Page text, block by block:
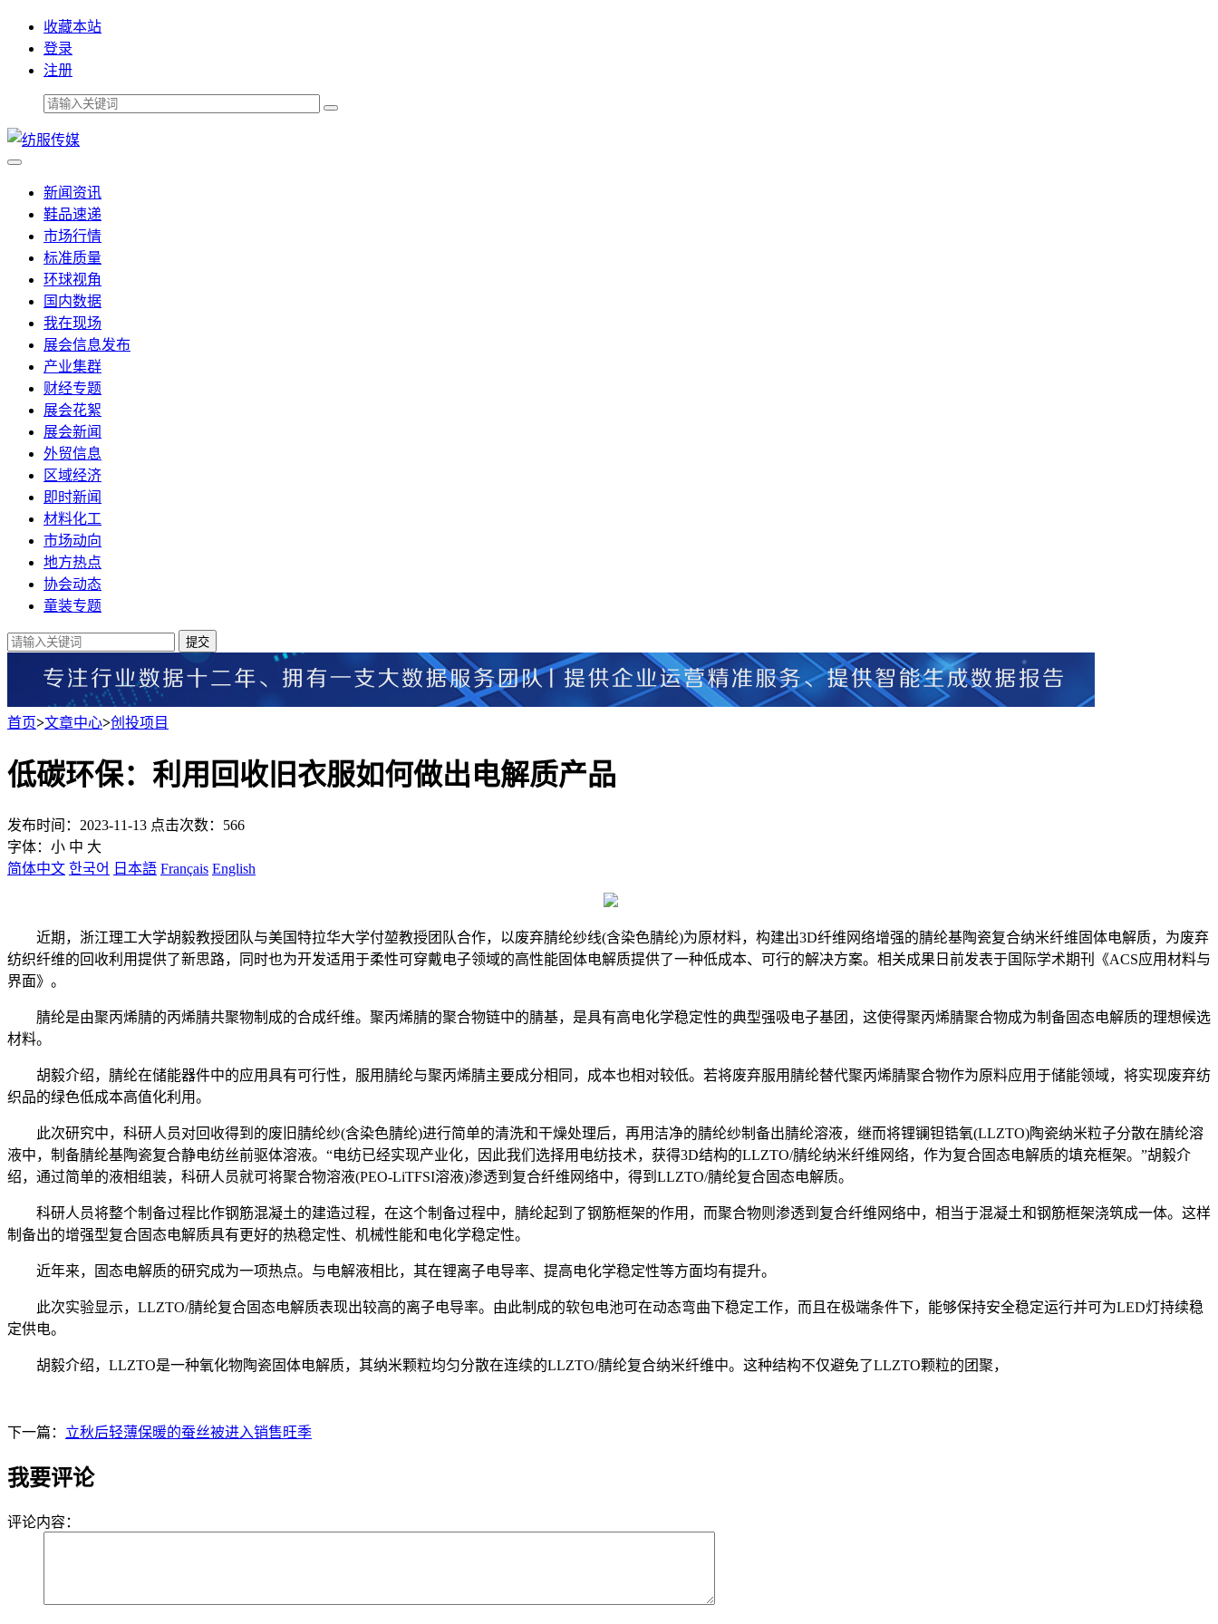
收藏本站
登录
注册
新闻资讯
鞋品速递
市场行情
标准质量
环球视角
国内数据
我在现场
展会信息发布
产业集群
财经专题
展会花絮
展会新闻
外贸信息
区域经济
即时新闻
材料化工
市场动向
地方热点
协会动态
童装专题
提交
首页>文章中心>创投项目
低碳环保：利用回收旧衣服如何做出电解质产品
发布时间：2023-11-13 点击次数：566
字体： 小 中 大
简体中文 한국어 日本語 Français English
近期，浙江理工大学胡毅教授团队与美国特拉华大学付堃教授团队合作，以废弃腈纶纱线(含染色腈纶)为原材料，构建出3D纤维网络增强的腈纶基陶瓷复合纳米纤维固体电解质，为废弃
纺织纤维的回收利用提供了新思路，同时也为开发适用于柔性可穿戴电子领域的高性能固体电解质提供了一种低成本、可行的解决方案。相关成果日前发表于国际学术期刊《ACS应用材料与
界面》。
腈纶是由聚丙烯腈的丙烯腈共聚物制成的合成纤维。聚丙烯腈的聚合物链中的腈基，是具有高电化学稳定性的典型强吸电子基团，这使得聚丙烯腈聚合物成为制备固态电解质的理想候选
材料。
胡毅介绍，腈纶在储能器件中的应用具有可行性，服用腈纶与聚丙烯腈主要成分相同，成本也相对较低。若将废弃服用腈纶替代聚丙烯腈聚合物作为原料应用于储能领域，将实现废弃纺
织品的绿色低成本高值化利用。
此次研究中，科研人员对回收得到的废旧腈纶纱(含染色腈纶)进行简单的清洗和干燥处理后，再用洁净的腈纶纱制备出腈纶溶液，继而将锂镧钽锆氧(LLZTO)陶瓷纳米粒子分散在腈纶溶
液中，制备腈纶基陶瓷复合静电纺丝前驱体溶液。“电纺已经实现产业化，因此我们选择用电纺技术，获得3D结构的LLZTO/腈纶纳米纤维网络，作为复合固态电解质的填充框架。”胡毅介
绍，通过简单的液相组装，科研人员就可将聚合物溶液(PEO-LiTFSI溶液)渗透到复合纤维网络中，得到LLZTO/腈纶复合固态电解质。
科研人员将整个制备过程比作钢筋混凝土的建造过程，在这个制备过程中，腈纶起到了钢筋框架的作用，而聚合物则渗透到复合纤维网络中，相当于混凝土和钢筋框架浇筑成一体。这样
制备出的增强型复合固态电解质具有更好的热稳定性、机械性能和电化学稳定性。
近年来，固态电解质的研究成为一项热点。与电解液相比，其在锂离子电导率、提高电化学稳定性等方面均有提升。
此次实验显示，LLZTO/腈纶复合固态电解质表现出较高的离子电导率。由此制成的软包电池可在动态弯曲下稳定工作，而且在极端条件下，能够保持安全稳定运行并可为LED灯持续稳
定供电。
胡毅介绍，LLZTO是一种氧化物陶瓷固体电解质，其纳米颗粒均匀分散在连续的LLZTO/腈纶复合纳米纤维中。这种结构不仅避免了LLZTO颗粒的团聚，
下一篇： 立秋后轻薄保暖的蚕丝被进入销售旺季
我要评论
评论内容：